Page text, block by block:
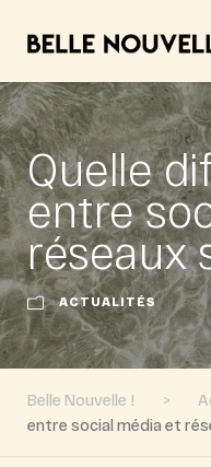
Quelle
entre
réseaux
ACTUALITÉS
Belle Nouvelle ! >
entre social média et